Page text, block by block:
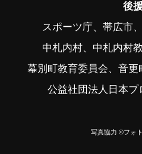
後
スポーツ庁、帯広市
中札内村、中札内村
幕別町教育委員会、音
公益社団法人日本プ
写真協力 ©フォ